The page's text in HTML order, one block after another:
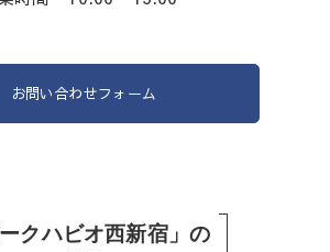
お問い合わせフォーム
ークハビオ西新宿」の